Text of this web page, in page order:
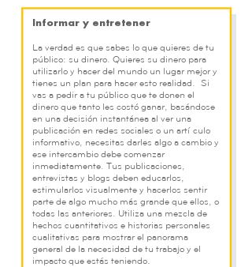
Informar y entretener
La verdad es que sabes lo que quieres de tu
público: su dinero. Quieres su dinero para
utilizarlo y hacer del mundo un lugar mejor y
tienes un plan para hacer esto realidad. Si
vas a pedir a tu público que te donen el
dinero que tanto les costó ganar, basándose
en una decisión instantánea al ver una
publicación en redes sociales o un artículo
informativo, necesitas darles algo a cambio y
ese intercambio debe comenzar
inmediatamente. Tus publicaciones,
entrevistas y blogs deben educarlos,
estimularlos visualmente y hacerlos sentir
parte de algo mucho más grande que ellos, o
todas las anteriores. Utiliza una mezcla de
hechos cuantitativos e historias personales
cualitativas para mostrar el panorama
general de la necesidad de tu trabajo y el
impacto que estás teniendo.